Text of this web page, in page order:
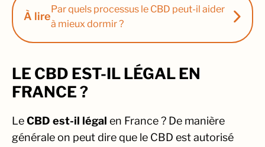
À lire
Par quels processus le CBD peut-il aider
à mieux dormir ?
LE CBD EST-IL LÉGAL EN
FRANCE ?
LeCBD est-il légal en France ? De manière
générale on peut dire que le CBD est autorisé